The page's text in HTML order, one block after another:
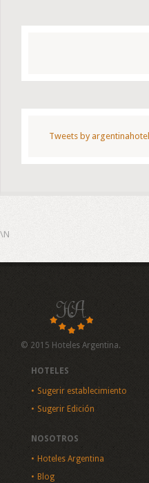
Tweets by argentinahotel_
\N
© 2015 Hoteles Argentina.
HOTELES
Sugerir establecimiento
Sugerir Edición
NOSOTROS
Hoteles Argentina
Blog